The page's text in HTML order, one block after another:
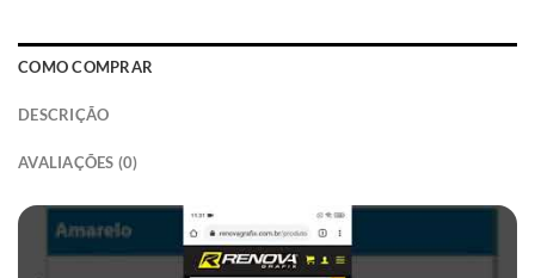
COMO COMPRAR
DESCRIÇÃO
AVALIAÇÕES (0)